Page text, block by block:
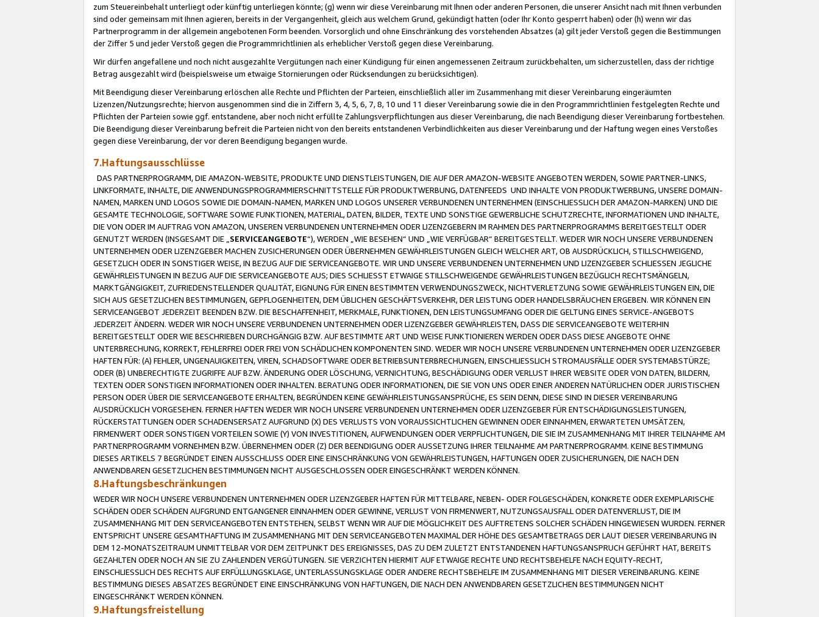
zum Steuereinbehalt unterliegt oder künftig unterliegen könnte; (g) wenn wir diese Vereinbarung mit Ihnen oder anderen Personen, die unserer Ansicht nach mit Ihnen verbunden
sind oder gemeinsam mit Ihnen agieren, bereits in der Vergangenheit, gleich aus welchem Grund, gekündigt hatten (oder Ihr Konto gesperrt haben) oder (h) wenn wir das
Partnerprogramm in der allgemein angebotenen Form beenden. Vorsorglich und ohne Einschränkung des vorstehenden Absatzes (a) gilt jeder Verstoß gegen die Bestimmungen
der Ziffer 5 und jeder Verstoß gegen die Programmrichtlinien als erheblicher Verstoß gegen diese Vereinbarung.
Wir dürfen angefallene und noch nicht ausgezahlte Vergütungen nach einer Kündigung für einen angemessenen Zeitraum zurückbehalten, um sicherzustellen, dass der richtige
Betrag ausgezahlt wird (beispielsweise um etwaige Stornierungen oder Rücksendungen zu berücksichtigen).
Mit Beendigung dieser Vereinbarung erlöschen alle Rechte und Pflichten der Parteien, einschließlich aller im Zusammenhang mit dieser Vereinbarung eingeräumten
Lizenzen/Nutzungsrechte; hiervon ausgenommen sind die in Ziffern 3, 4, 5, 6, 7, 8, 10 und 11 dieser Vereinbarung sowie die in den Programmrichtlinien festgelegten Rechte und
Pflichten der Parteien sowie ggf. entstandene, aber noch nicht erfüllte Zahlungsverpflichtungen aus dieser Vereinbarung, die nach Beendigung dieser Vereinbarung fortbestehen.
Die Beendigung dieser Vereinbarung befreit die Parteien nicht von den bereits entstandenen Verbindlichkeiten aus dieser Vereinbarung und der Haftung wegen eines Verstoßes
gegen diese Vereinbarung, der vor deren Beendigung begangen wurde.
7.Haftungsausschlüsse
DAS PARTNERPROGRAMM, DIE AMAZON-WEBSITE, PRODUKTE UND DIENSTLEISTUNGEN, DIE AUF DER AMAZON-WEBSITE ANGEBOTEN WERDEN, SOWIE PARTNER-LINKS,
LINKFORMATE, INHALTE, DIE ANWENDUNGSPROGRAMMIERSCHNITTSTELLE FÜR PRODUKTWERBUNG, DATENFEEDS UND INHALTE VON PRODUKTWERBUNG, UNSERE DOMAIN-
NAMEN, MARKEN UND LOGOS SOWIE DIE DOMAIN-NAMEN, MARKEN UND LOGOS UNSERER VERBUNDENEN UNTERNEHMEN (EINSCHLIESSLICH DER AMAZON-MARKEN) UND DIE
GESAMTE TECHNOLOGIE, SOFTWARE SOWIE FUNKTIONEN, MATERIAL, DATEN, BILDER, TEXTE UND SONSTIGE GEWERBLICHE SCHUTZRECHTE, INFORMATIONEN UND INHALTE,
DIE VON ODER IM AUFTRAG VON AMAZON, UNSEREN VERBUNDENEN UNTERNEHMEN ODER LIZENZGEBERN IM RAHMEN DES PARTNERPROGRAMMS BEREITGESTELLT ODER
GENUTZT WERDEN (INSGESAMT DIE „ SERVICEANGEBOTE“), WERDEN „WIE BESEHEN“ UND „WIE VERFÜGBAR“ BEREITGESTELLT. WEDER WIR NOCH UNSERE VERBUNDENEN
UNTERNEHMEN ODER LIZENZGEBER MACHEN ZUSICHERUNGEN ODER ÜBERNEHMEN GEWÄHRLEISTUNGEN GLEICH WELCHER ART, OB AUSDRÜCKLICH, STILLSCHWEIGEND,
GESETZLICH ODER IN SONSTIGER WEISE, IN BEZUG AUF DIE SERVICEANGEBOTE. WIR UND UNSERE VERBUNDENEN UNTERNEHMEN UND LIZENZGEBER SCHLIESSEN JEGLICHE
GEWÄHRLEISTUNGEN IN BEZUG AUF DIE SERVICEANGEBOTE AUS; DIES SCHLIESST ETWAIGE STILLSCHWEIGENDE GEWÄHRLEISTUNGEN BEZÜGLICH RECHTSMÄNGELN,
MARKTGÄNGIGKEIT, ZUFRIEDENSTELLENDER QUALITÄT, EIGNUNG FÜR EINEN BESTIMMTEN VERWENDUNGSZWECK, NICHTVERLETZUNG SOWIE GEWÄHRLEISTUNGEN EIN, DIE
SICH AUS GESETZLICHEN BESTIMMUNGEN, GEPFLOGENHEITEN, DEM ÜBLICHEN GESCHÄFTSVERKEHR, DER LEISTUNG ODER HANDELSBRÄUCHEN ERGEBEN. WIR KÖNNEN EIN
SERVICEANGEBOT JEDERZEIT BEENDEN BZW. DIE BESCHAFFENHEIT, MERKMALE, FUNKTIONEN, DEN LEISTUNGSUMFANG ODER DIE GELTUNG EINES SERVICE-ANGEBOTS
JEDERZEIT ÄNDERN. WEDER WIR NOCH UNSERE VERBUNDENEN UNTERNEHMEN ODER LIZENZGEBER GEWÄHRLEISTEN, DASS DIE SERVICEANGEBOTE WEITERHIN
BEREITGESTELLT ODER WIE BESCHRIEBEN DURCHGÄNGIG BZW. AUF BESTIMMTE ART UND WEISE FUNKTIONIEREN WERDEN ODER DASS DIESE ANGEBOTE OHNE
UNTERBRECHUNG, KORREKT, FEHLERFREI ODER FREI VON SCHÄDLICHEN KOMPONENTEN SIND. WEDER WIR NOCH UNSERE VERBUNDENEN UNTERNEHMEN ODER LIZENZGEBER
HAFTEN FÜR: (A) FEHLER, UNGENAUIGKEITEN, VIREN, SCHADSOFTWARE ODER BETRIEBSUNTERBRECHUNGEN, EINSCHLIESSLICH STROMAUSFÄLLE ODER SYSTEMABSTÜRZE;
ODER (B) UNBERECHTIGTE ZUGRIFFE AUF BZW. ÄNDERUNG ODER LÖSCHUNG, VERNICHTUNG, BESCHÄDIGUNG ODER VERLUST IHRER WEBSITE ODER VON DATEN, BILDERN,
TEXTEN ODER SONSTIGEN INFORMATIONEN ODER INHALTEN. BERATUNG ODER INFORMATIONEN, DIE SIE VON UNS ODER EINER ANDEREN NATÜRLICHEN ODER JURISTISCHEN
PERSON ODER ÜBER DIE SERVICEANGEBOTE ERHALTEN, BEGRÜNDEN KEINE GEWÄHRLEISTUNGSANSPRÜCHE, ES SEIN DENN, DIESE SIND IN DIESER VEREINBARUNG
AUSDRÜCKLICH VORGESEHEN. FERNER HAFTEN WEDER WIR NOCH UNSERE VERBUNDENEN UNTERNEHMEN ODER LIZENZGEBER FÜR ENTSCHÄDIGUNGSLEISTUNGEN,
RÜCKERSTATTUNGEN ODER SCHADENSERSATZ AUFGRUND (X) DES VERLUSTS VON VORAUSSICHTLICHEN GEWINNEN ODER EINNAHMEN, ERWARTETEN UMSÄTZEN,
FIRMENWERT ODER SONSTIGEN VORTEILEN SOWIE (Y) VON INVESTITIONEN, AUFWENDUNGEN ODER VERPFLICHTUNGEN, DIE SIE IM ZUSAMMENHANG MIT IHRER TEILNAHME AM
PARTNERPROGRAMM VORNEHMEN BZW. ÜBERNEHMEN ODER (Z) DER BEENDIGUNG ODER AUSSETZUNG IHRER TEILNAHME AM PARTNERPROGRAMM. KEINE BESTIMMUNG
DIESES ARTIKELS 7 BEGRÜNDET EINEN AUSSCHLUSS ODER EINE EINSCHRÄNKUNG VON GEWÄHRLEISTUNGEN, HAFTUNGEN ODER ZUSICHERUNGEN, DIE NACH DEN
ANWENDBAREN GESETZLICHEN BESTIMMUNGEN NICHT AUSGESCHLOSSEN ODER EINGESCHRÄNKT WERDEN KÖNNEN.
8.Haftungsbeschränkungen
WEDER WIR NOCH UNSERE VERBUNDENEN UNTERNEHMEN ODER LIZENZGEBER HAFTEN FÜR MITTELBARE, NEBEN- ODER FOLGESCHÄDEN, KONKRETE ODER EXEMPLARISCHE
SCHÄDEN ODER SCHÄDEN AUFGRUND ENTGANGENER EINNAHMEN ODER GEWINNE, VERLUST VON FIRMENWERT, NUTZUNGSAUSFALL ODER DATENVERLUST, DIE IM
ZUSAMMENHANG MIT DEN SERVICEANGEBOTEN ENTSTEHEN, SELBST WENN WIR AUF DIE MÖGLICHKEIT DES AUFTRETENS SOLCHER SCHÄDEN HINGEWIESEN WURDEN. FERNER
ENTSPRICHT UNSERE GESAMTHAFTUNG IM ZUSAMMENHANG MIT DEN SERVICEANGEBOTEN MAXIMAL DER HÖHE DES GESAMTBETRAGS DER LAUT DIESER VEREINBARUNG IN
DEM 12-MONATSZEITRAUM UNMITTELBAR VOR DEM ZEITPUNKT DES EREIGNISSES, DAS ZU DEM ZULETZT ENTSTANDENEN HAFTUNGSANSPRUCH GEFÜHRT HAT, BEREITS
GEZAHLTEN ODER NOCH AN SIE ZU ZAHLENDEN VERGÜTUNGEN. SIE VERZICHTEN HIERMIT AUF ETWAIGE RECHTE UND RECHTSBEHELFE NACH EQUITY-RECHT,
EINSCHLIESSLICH DES RECHTS AUF ERFÜLLUNGSKLAGE, UNTERLASSUNGSKLAGE ODER ANDERE RECHTSBEHELFE IM ZUSAMMENHANG MIT DIESER VEREINBARUNG. KEINE
BESTIMMUNG DIESES ABSATZES BEGRÜNDET EINE EINSCHRÄNKUNG VON HAFTUNGEN, DIE NACH DEN ANWENDBAREN GESETZLICHEN BESTIMMUNGEN NICHT
EINGESCHRÄNKT WERDEN KÖNNEN.
9.Haftungsfreistellung